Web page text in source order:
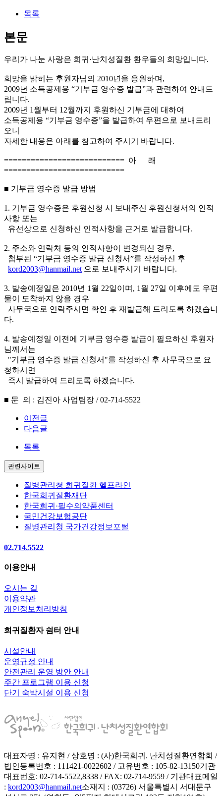
목록
본문
우리가 나눈 사랑은 희귀·난치성질환 환우들의 희망입니다.
희망을 밝히는 후원자님의 2010년을 응원하며,
2009년 소득공제용 “기부금 영수증 발급”과 관련하여 안내드
립니다.
2009년 1월부터 12월까지 후원하신 기부금에 대하여
소득공제용 “기부금 영수증”을 발급하여 우편으로 보내드리
오니
자세한 내용은 아래를 참고하여 주시기 바랍니다.
=========================== 아 래
===========================
■ 기부금 영수증 발급 방법
1. 기부금 영수증은 후원신청 시 보내주신 후원신청서의 인적
사항 또는
유선상으로 신청하신 인적사항을 근거로 발급합니다.
2. 주소와 연락처 등의 인적사항이 변경되신 경우,
첨부된 “기부금 영수증 발급 신청서”를 작성하신 후
kord2003@hanmail.net으로 보내주시기 바랍니다.
3. 발송예정일은 2010년 1월 22일이며, 1월 27일 이후에도 우편
물이 도착하지 않을 경우
사무국으로 연락주시면 확인 후 재발급해 드리도록 하겠습니
다.
4. 발송예정일 이전에 기부금 영수증 발급이 필요하신 후원자
님께서는
"기부금 영수증 발급 신청서"를 작성하신 후 사무국으로 요
청하시면
즉시 발급하여 드리도록 하겠습니다.
■ 문 의 : 김진아 사업팀장 / 02-714-5522
이전글
다음글
목록
관련사이트
질병관리청 희귀질환 헬프라인
한국희귀질환재단
한국희귀·필수의약품센터
국민건강보험공단
질병관리청 국가건강정보포털
02.714.5522
이용안내
오시는 길
이용약관
개인정보처리방침
희귀질환자 쉼터 안내
시설안내
운영규정 안내
안전관리 운영 방안 안내
주간 프로그램 이용 신청
단기 숙박시설 이용 신청
대표자명 : 유지현 / 상호명 : (사)한국희귀. 난치성질환연합회 /
법인등록번호 : 111421-0022602 / 고유번호 : 105-82-13150기관
대표번호: 02-714-5522,8338 / FAX: 02-714-9559 / 기관대표메일
: kord2003@hanmail.net소재지 : (03726) 서울특별시 서대문구